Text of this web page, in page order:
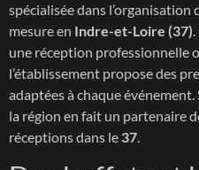
spécialisée dans l’organisation
mesure en Indre-et-Loire (37)
une réception professionnelle
l’établissement propose des
adaptées à chaque
la région en fait un partenaire
réceptions dans le 37.